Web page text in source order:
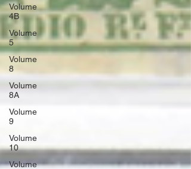
Volume
4B
Volume
5
Volume
8
Volume
8A
Volume
9
Volume
10
Volume